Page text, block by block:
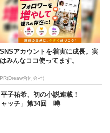
SNSアカウントを着実に成長。実
はみんなココ使ってます。
PR(Dreaw合同会社)
子祐希、初の小説連載！
ャッチ」第34回 噂